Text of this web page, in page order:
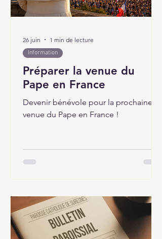
Préparer la venue du
Pape en France
Devenir bénévole pour la prochaine
venue du Pape en France !
Information
26 juin 1 min de lecture